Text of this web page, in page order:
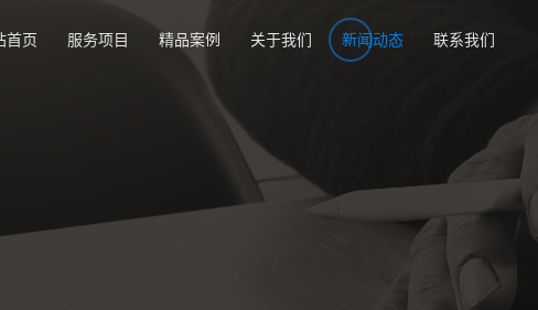
首页 服务项目 精品案例 关于我们 新闻动态 联系我们